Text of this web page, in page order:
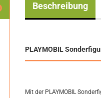
Beschreibung
PLAYMOBIL
Mit der PLAYMOBIL